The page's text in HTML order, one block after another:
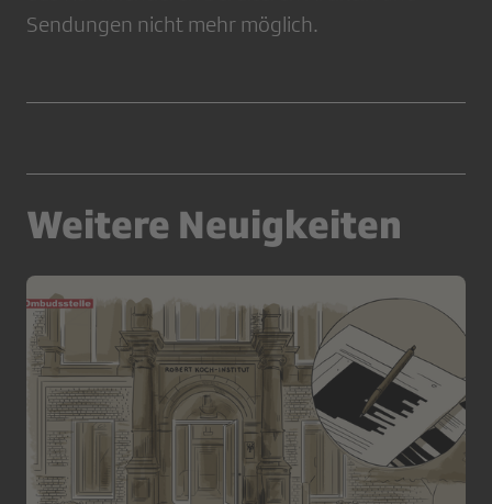
Sendungen nicht mehr möglich.
Weitere Neuigkeiten